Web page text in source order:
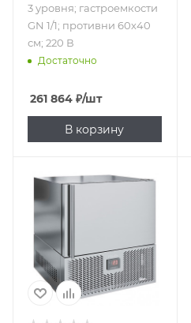
3 уровня; гастроемкости
GN 1/1; противни 60х40
см; 220 В
Достаточно
261 864 ₽/шт
В корзину
Подпись к товару
агрегат; от 90 до 3
5 уровней;
гастроемкости
GN 1/1; противни
60х40 см; 220 В